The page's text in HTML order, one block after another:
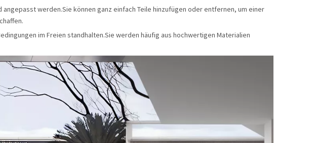
werden.Sie können ganz einfach Teile hinzufügen oder entfernen, um einer
im Freien standhalten.Sie werden häufig aus hochwertigen Materialien